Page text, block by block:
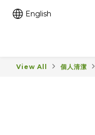
English
View All 個人清潔